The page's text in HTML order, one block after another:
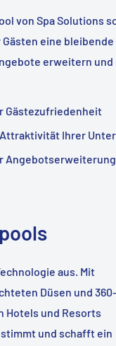
von Spa Solutions
eine
erweitern
Gästezufriedenheit
Ihrer
Angebotserweiterung
aus. Mit
Düsen und 360-
Hotels und Resorts
und schafft ein